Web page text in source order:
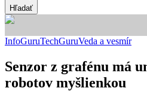
Hľadať
InfoGuruTechGuruVeda a vesmír
Senzor z grafénu má
robotov myšlienkou